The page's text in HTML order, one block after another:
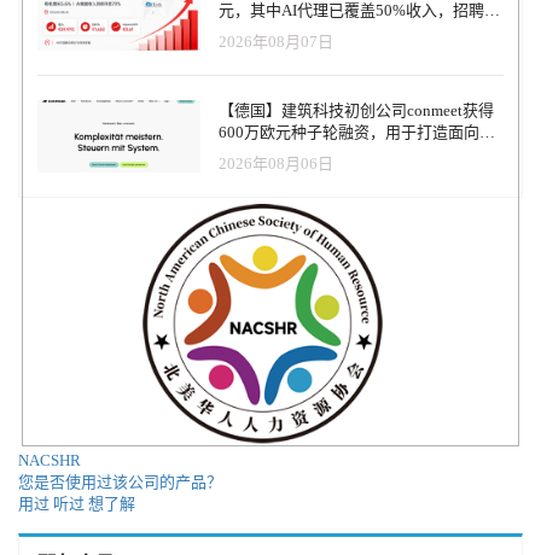
元，其中AI代理已覆盖50%收入，招聘服
务进入运营重构阶段
2026年08月07日
【德国】建筑科技初创公司conmeet获得
600万欧元种子轮融资，用于打造面向贸
易和建筑行业的AI操作系统
2026年08月06日
NACSHR
您是否使用过该公司的产品？
用过 听过 想了解